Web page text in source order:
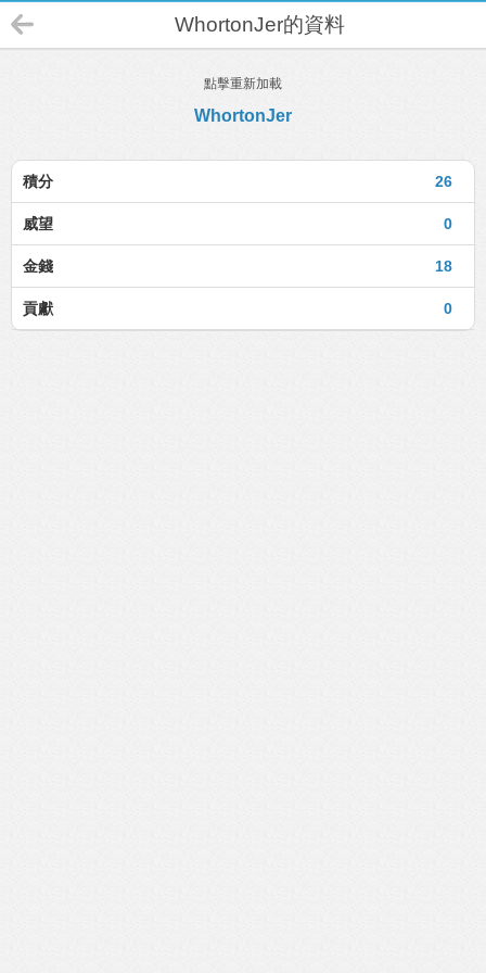
WhortonJer的資料
點擊重新加載
WhortonJer
26
積分
0
威望
18
金錢
0
貢獻